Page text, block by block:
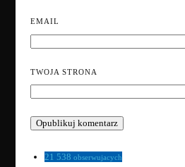
EMAIL
TWOJA STRONA
21 538 obserwujacych